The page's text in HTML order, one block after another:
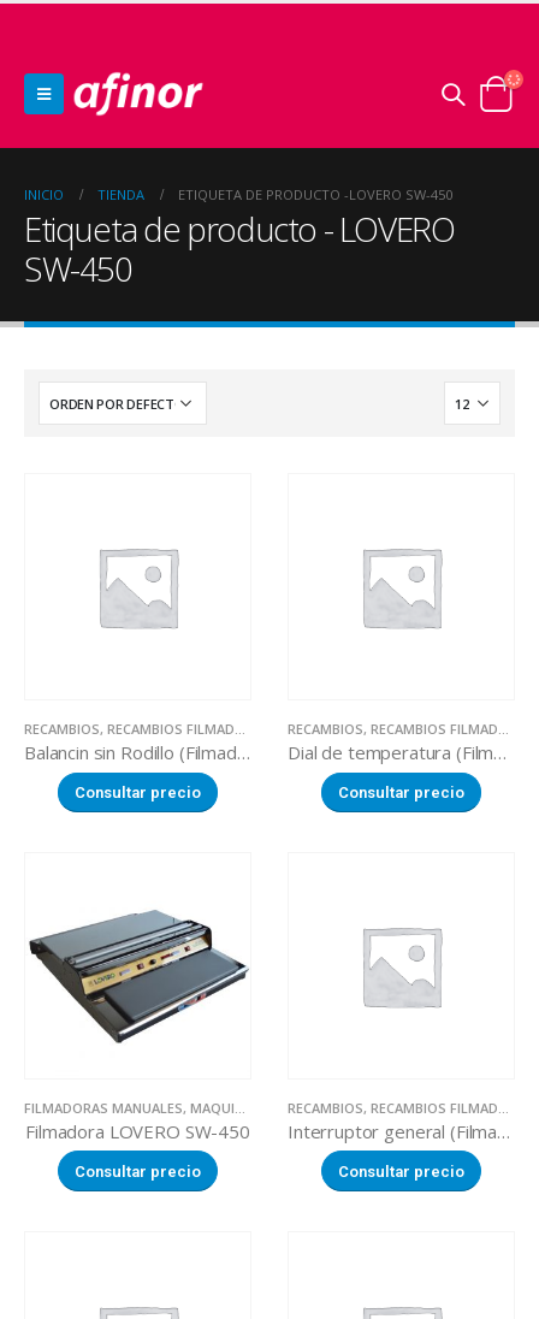
INICIO TIENDA ETIQUETA DE PRODUCTO -LOVERO SW-450
Etiqueta de producto - LOVERO
SW-450
RECAMBIOS, RECAMBIOS FILMADORAS MANUALES
Balancin sin Rodillo (Filmadora LOVERO SW-450)
Consultar precio
RECAMBIOS, RECAMBIOS FILMADORAS MANUALES
Dial de temperatura (Filmadora LOVERO SW-450)
Consultar precio
FILMADORAS MANUALES, MAQUINARIA SECTOR ALIMENTACION
Filmadora LOVERO SW-450
Consultar precio
RECAMBIOS, RECAMBIOS FILMADORAS MANUALES
Interruptor general (Filmadora LOVERO SW-450)
Consultar precio